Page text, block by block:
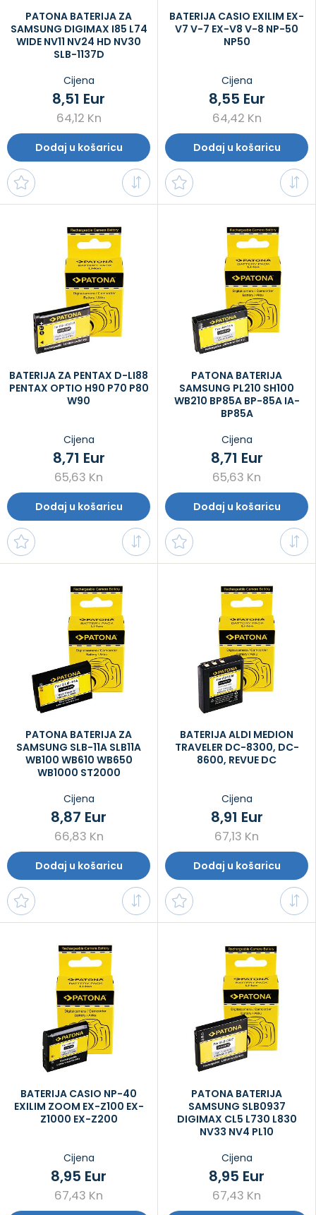
PATONA BATERIJA ZA
SAMSUNG DIGIMAX I85 L74
WIDE NV11 NV24 HD NV30
SLB-1137D
Cijena
64,12 Kn
8,51 Eur
Dodaj u košaricu
BATERIJA CASIO EXILIM EX-
V7 V-7 EX-V8 V-8 NP-50
NP50
Cijena
64,42 Kn
8,55 Eur
Dodaj u košaricu
BATERIJA ZA PENTAX D-LI88
PENTAX OPTIO H90 P70 P80
W90
Cijena
65,63 Kn
8,71 Eur
Dodaj u košaricu
PATONA BATERIJA
SAMSUNG PL210 SH100
WB210 BP85A BP-85A IA-
BP85A
Cijena
65,63 Kn
8,71 Eur
Dodaj u košaricu
PATONA BATERIJA ZA
SAMSUNG SLB-11A SLB11A
WB100 WB610 WB650
WB1000 ST2000
Cijena
66,83 Kn
8,87 Eur
Dodaj u košaricu
BATERIJA ALDI MEDION
TRAVELER DC-8300, DC-
8600, REVUE DC
Cijena
67,13 Kn
8,91 Eur
Dodaj u košaricu
BATERIJA CASIO NP-40
EXILIM ZOOM EX-Z100 EX-
Z1000 EX-Z200
Cijena
67,43 Kn
8,95 Eur
PATONA BATERIJA
SAMSUNG SLB0937
DIGIMAX CL5 L730 L830
NV33 NV4 PL10
Cijena
67,43 Kn
8,95 Eur